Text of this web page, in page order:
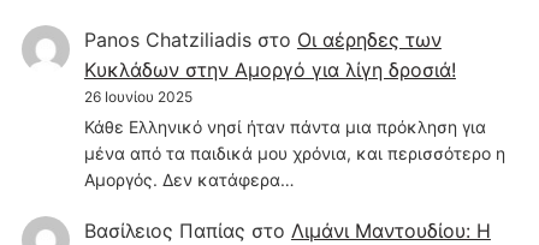
Panos Chatziliadisστο Οι αέρηδες των
Κυκλάδων στην Αμοργό για λίγη δροσιά!
26 Ιουνίου 2025
Κάθε Ελληνικό νησί ήταν πάντα μια πρόκληση για
μένα από τα παιδικά μου χρόνια, και περισσότερο η
Αμοργός. Δεν κατάφερα…
Βασίλειος Παπίας στο Λιμάνι Μαντουδίου: Η